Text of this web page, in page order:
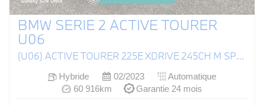
BMW SERIE 2 ACTIVE TOURER
U06
(U06) ACTIVE TOURER 225E XDRIVE 245CH M SPORT DKG7
Hybride 02/2023
Automatique
60 916km
Garantie 24 mois